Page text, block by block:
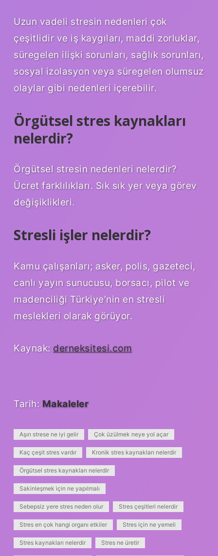
Uzun vadeli stresin nedenleri çok
çeşitlidir ve iş kaygıları, maddi zorluklar,
süregelen ilişki sorunları, sağlık sorunları,
sosyal izolasyon veya süregelen olumsuz
olaylar gibi nedenleri içerebilir.
Örgütsel stres kaynakları
nelerdir?
Örgütsel stresin nedenleri nelerdir?
Ücret farklılıkları. Sık sık yer veya görev
değişiklikleri.
Stresli işler nelerdir?
Kamu çalışanları; asker, polis, gazeteci,
canlı yayın sunucusu, borsacı, pilot ve
madenciliği Türkiye’nin en stresli
meslekleri olarak görüyor.
Kaynak: derneksitesi.com
Tarih: Makaleler
Aşırı strese ne iyi gelir Çok üzülmek neye yol açar
Kaç çeşit stres vardır Kronik stres kaynakları nelerdir
Örgütsel stres kaynakları nelerdir
Sakinleşmek için ne yapılmalı
Sebepsiz yere stres neden olur Stres çeşitleri nelerdir
Stres en çok hangi organı etkiler Stres için ne yemeli
Stres kaynakları nelerdir Stres ne üretir